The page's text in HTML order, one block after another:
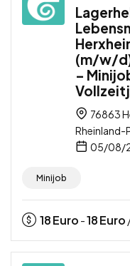
(m/w/
–
76863
Rheinland-
05/08/
Minijob
18Euro -18Euro